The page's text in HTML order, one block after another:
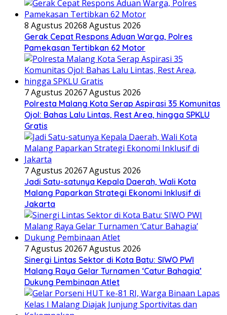
8 Agustus 20268 Agustus 2026
Gerak Cepat Respons Aduan Warga, Polres
Pamekasan Tertibkan 62 Motor
7 Agustus 20267 Agustus 2026
Polresta Malang Kota Serap Aspirasi 35 Komunitas
Ojol: Bahas Lalu Lintas, Rest Area, hingga SPKLU
Gratis
7 Agustus 20267 Agustus 2026
Jadi Satu-satunya Kepala Daerah, Wali Kota
Malang Paparkan Strategi Ekonomi Inklusif di
Jakarta
7 Agustus 20267 Agustus 2026
Sinergi Lintas Sektor di Kota Batu: SIWO PWI
Malang Raya Gelar Turnamen ‘Catur Bahagia’
Dukung Pembinaan Atlet